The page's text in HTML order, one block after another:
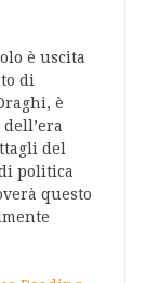
è uscita
di
è
del
politica
questo